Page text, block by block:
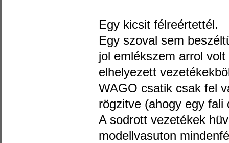
Egy kicsit félreértettél.
Egy szoval sem
jol emlékszem arrol
elhelyezett
WAGO csatik csak fel
rögzitve (ahogy egy fali
A sodrott vezetékek
modellvasuton